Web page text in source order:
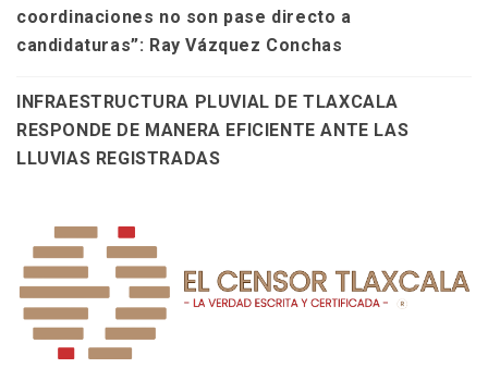
coordinaciones no son pase directo a
candidaturas”: Ray Vázquez Conchas
INFRAESTRUCTURA PLUVIAL DE TLAXCALA
RESPONDE DE MANERA EFICIENTE ANTE LAS
LLUVIAS REGISTRADAS